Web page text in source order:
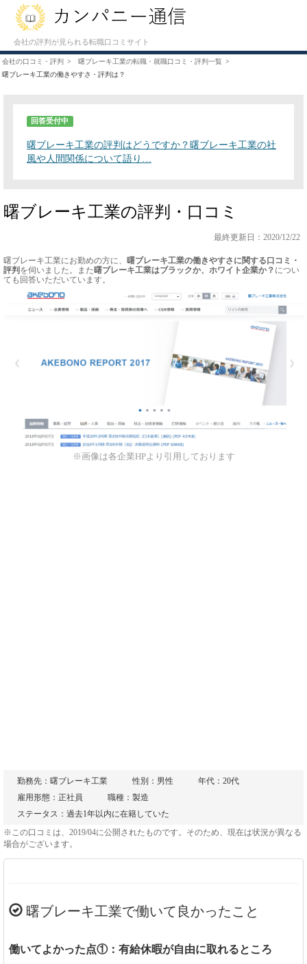
会社の評判が見られる転職口コミサイト
会社の口コミ・評判
曙ブレーキ工業の転職・就職口コミ・評判一覧
曙ブレーキ工業の働きやすさ・評判は？
回答受付中
曙ブレーキ工業の評判はどうですか？曙ブレーキ工業の社
風や人間関係について語り…
曙ブレーキ工業の評判・口コミ
最終更新日：2020/12/22
曙ブレーキ工業にお勤めの方に、 曙ブレーキ工業の働きやすさに関する口コミ・
評判 を伺いました。また曙ブレーキ工業はブラックか、ホワイト企業か？ につい
ても回答いただいています。
※画像は各企業HPより引用しております
勤務先：曙ブレーキ工業 性別：男性
年代：20代
雇用形態：正社員
職種：製造
ステータス：過去1年以内に在籍していた
※この口コミは、2019/04に公開されたものです。そのため、現在は状況が異なる
場合がございます。
曙ブレーキ工業で働いて良かったこと
働いてよかった点①：有給休暇が自由に取れるところ